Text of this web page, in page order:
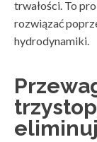
trwałości. To
rozwiązać
hydrodynamiki.